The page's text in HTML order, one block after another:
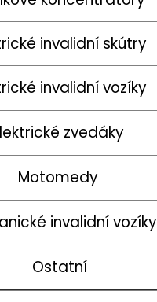
invalidní skútry
invalidní vozíky
zvedáky
Motomedy
invalidní vozíky
Ostatní